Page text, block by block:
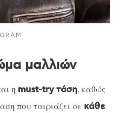
μαλλιών
η must-try τάση, καθώς
που ταιριάζει σε κάθε